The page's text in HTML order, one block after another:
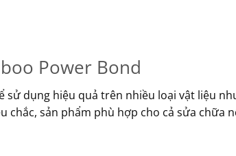
Power Bond
sử dụng hiệu quả trên nhiều loại vật liệu
chắc, sản phẩm phù hợp cho cả sửa chữa